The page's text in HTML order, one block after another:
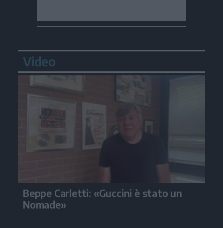
Video
Beppe Carletti: «Guccini è stato un
Nomade»